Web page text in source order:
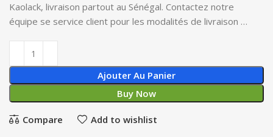
Kaolack, livraison partout au Sénégal. Contactez notre
équipe se service client pour les modalités de livraison …
Ajouter Au Panier
Buy Now
Compare Add to wishlist